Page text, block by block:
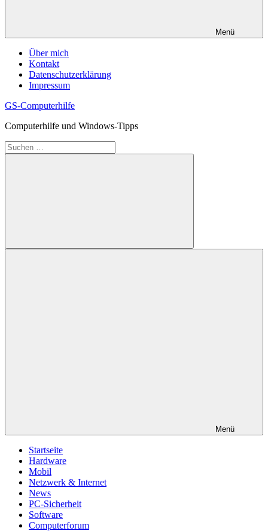
Menü
Über mich
Kontakt
Datenschutzerklärung
Impressum
GS-Computerhilfe
Computerhilfe und Windows-Tipps
Suchen
nach:
Suchen
Menü
Startseite
Hardware
Mobil
Netzwerk & Internet
News
PC-Sicherheit
Software
Computerforum